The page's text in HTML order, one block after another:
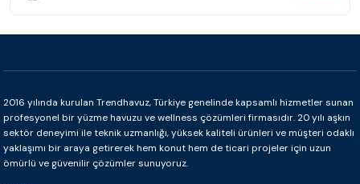
2016 yılında kurulan Trendhavuz, Türkiye genelinde kapsamlı hizmetler sunan
profesyonel bir yüzme havuzu ve wellness çözümleri firmasıdır. 20 yılı aşkın
sektör deneyimi ile teknik uzmanlığı, yüksek kaliteli ürünleri ve müşteri odaklı
yaklaşımı bir araya getirerek hem konut hem de ticari projeler için uzun
ömürlü ve güvenilir çözümler sunuyoruz.